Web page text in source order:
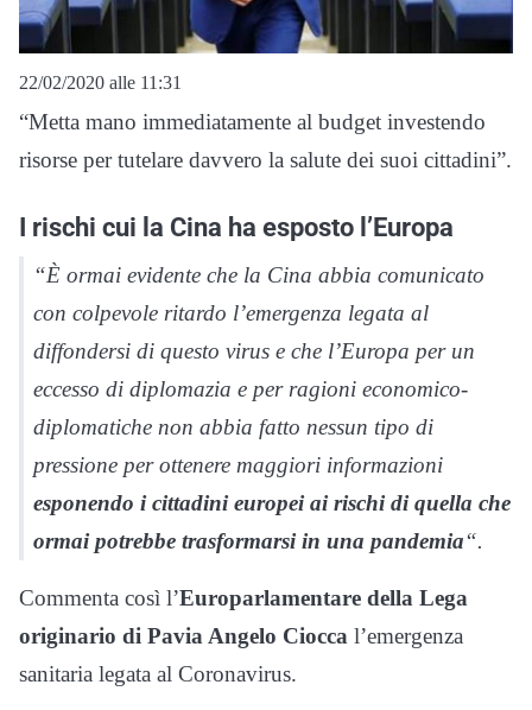
22/02/2020 alle 11:31
“Metta mano immediatamente al budget investendo
risorse per tutelare davvero la salute dei suoi cittadini”.
I rischi cui la Cina ha esposto l’Europa
“È ormai evidente che la Cina abbia comunicato
con colpevole ritardo l’emergenza legata al
diffondersi di questo virus e che l’Europa per un
eccesso di diplomazia e per ragioni economico-
diplomatiche non abbia fatto nessun tipo di
pressione per ottenere maggiori informazioni
esponendo i cittadini europei ai rischi di quella che
ormai potrebbe trasformarsi in una pandemia“.
Commenta così l’Europarlamentare della Lega
originario di Pavia Angelo Ciocca l’emergenza
sanitaria legata al Coronavirus.